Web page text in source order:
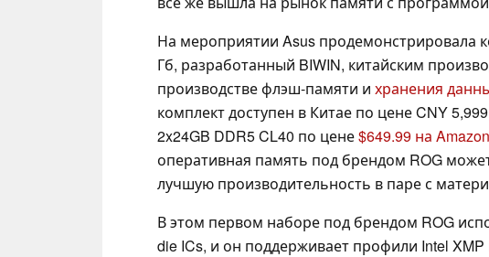
На мероприятии Asus продемонстрировала
Гб, разработанный BIWIN, китайским
производстве флэш-памяти и хранения
комплект доступен в Китае по цене CNY
2x24GB DDR5 CL40 по цене$649.99 на Amazon
оперативная память под брендом ROG
лучшую производительность в паре с
В этом первом наборе под брендом ROG
die ICs, и он поддерживает профили Intel XMP